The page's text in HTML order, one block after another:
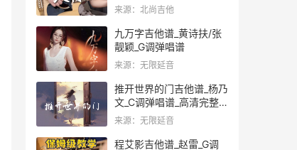
来源：北尚吉他
九万字吉他谱_黄诗扶/张
靓颖_G调弹唱谱
来源：无限延音
推开世界的门吉他谱_杨乃
文_C调弹唱谱_高清完整
版
来源：无限延音
程艾影吉他谱_赵雷_G调